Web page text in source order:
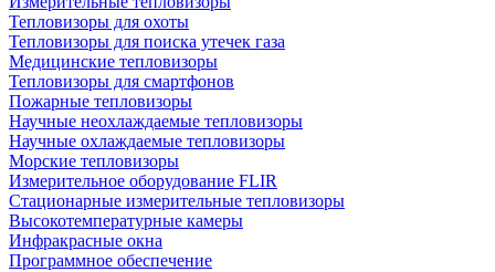
Тепловизоры для охоты
Тепловизоры для поиска утечек газа
Медицинские тепловизоры
Тепловизоры для смартфонов
Пожарные тепловизоры
Научные неохлаждаемые тепловизоры
Научные охлаждаемые тепловизоры
Морские тепловизоры
Измерительное оборудование FLIR
Стационарные измерительные тепловизоры
Высокотемпературные камеры
Инфракрасные окна
Программное обеспечение